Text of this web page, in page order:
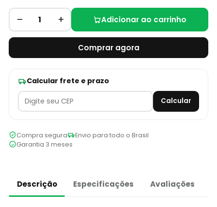
– 1 + Adicionar ao carrinho
Comprar agora
Calcular frete e prazo
Calcular
Compra segura
Envio para todo o Brasil
Garantia 3 meses
Descrição Especificações Avaliações